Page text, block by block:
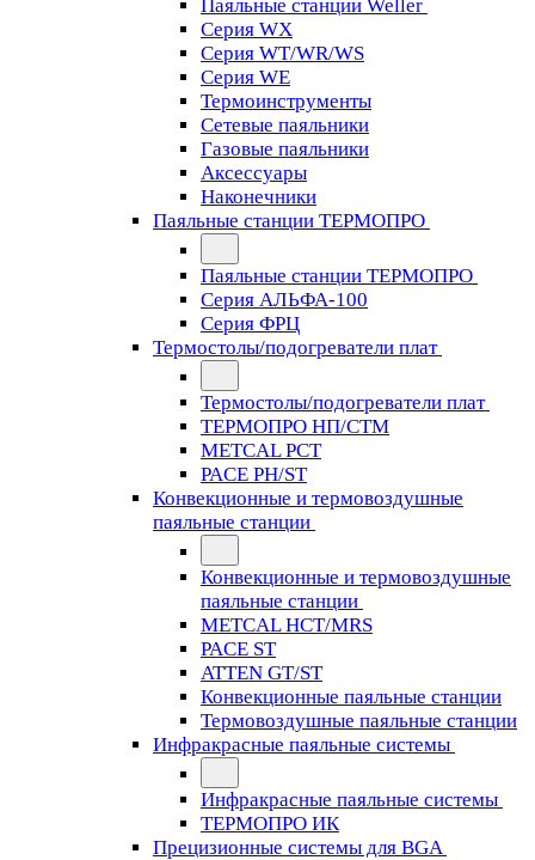
Паяльные станции Weller
Серия WX
Серия WT/WR/WS
Серия WE
Термоинструменты
Сетевые паяльники
Газовые паяльники
Аксессуары
Наконечники
Паяльные станции ТЕРМОПРО
Паяльные станции ТЕРМОПРО
Серия АЛЬФА-100
Серия ФРЦ
Термостолы/подогреватели плат
Термостолы/подогреватели плат
ТЕРМОПРО НП/СТМ
METCAL PCT
PACE PH/ST
Конвекционные и термовоздушные
паяльные станции
Конвекционные и термовоздушные
паяльные станции
METCAL HCT/MRS
PACE ST
ATTEN GT/ST
Конвекционные паяльные станции
Термовоздушные паяльные станции
Инфракрасные паяльные системы
Инфракрасные паяльные системы
ТЕРМОПРО ИК
Прецизионные системы для BGA